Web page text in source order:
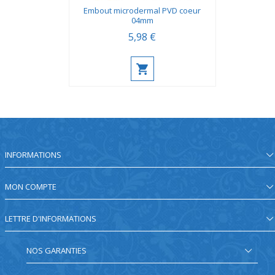
Embout microdermal PVD coeur
04mm
5,98 €
INFORMATIONS
MON COMPTE
LETTRE D'INFORMATIONS
NOS GARANTIES